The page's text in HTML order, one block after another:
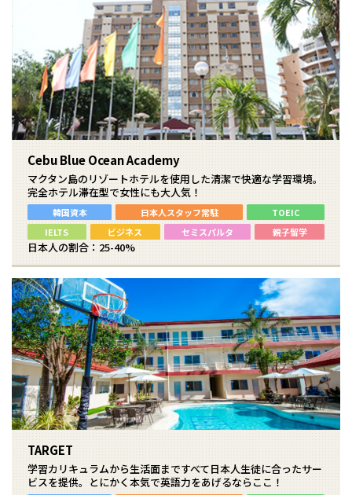
Cebu Blue Ocean Academy
マクタン島のリゾートホテルを使用した清潔で快適な学習環境。
完全ホテル滞在型で女性にも大人気！
韓国資本 日本人スタッフ常駐
TOEIC
IELTS
ビジネス セミスパルタ 親子留学
日本人の割合：25-40%
TARGET
学習カリキュラムから生活面まですべて日本人生徒に合ったサー
ビスを提供。とにかく本気で英語力をあげるならここ！